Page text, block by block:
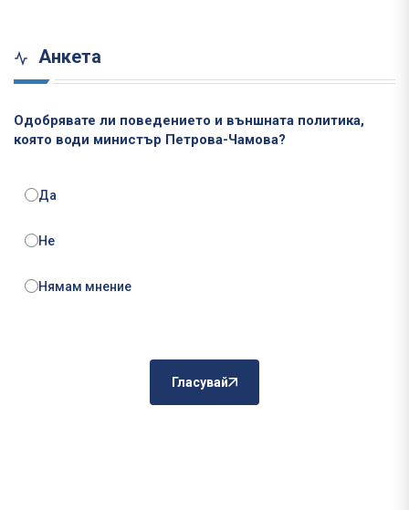
Анкета
Одобрявате ли поведението и външната политика,
която води министър Петрова-Чамова?
Да
Не
Нямам мнение
Гласувай